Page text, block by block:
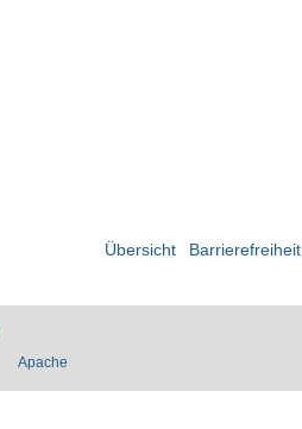
Übersicht Barrierefreiheit
Apache